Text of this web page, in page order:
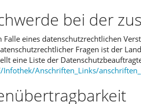
bei der
eines datenschutzrechtlichen
Fragen ist der
eine Liste der
Anschriften_Links/